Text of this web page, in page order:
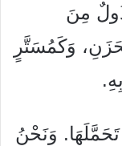
مِنَ
وَكَمُسَتَّرٍ
تَحَمَّلَهَا. وَنَحْنُ